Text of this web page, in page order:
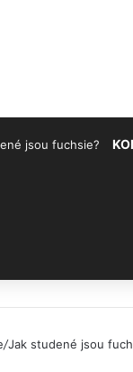
jsou fuchsie?
/Jak studené jsou